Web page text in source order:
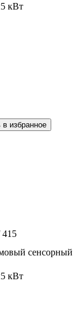
кВт
в избранное
415
сенсорный
кВт